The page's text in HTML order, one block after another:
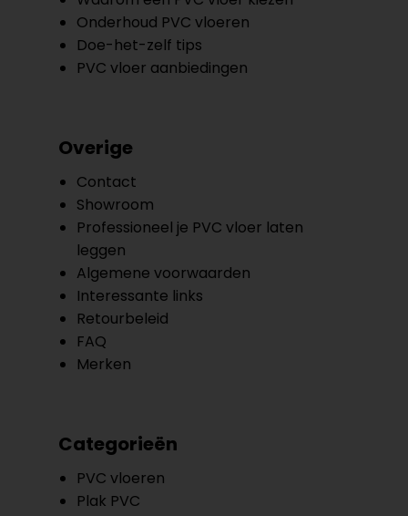
Onderhoud PVC vloeren
Doe-het-zelf tips
PVC vloer aanbiedingen
Overige
Contact
Showroom
Professioneel je PVC vloer laten
leggen
Algemene voorwaarden
Interessante links
Retourbeleid
FAQ
Merken
Categorieën
PVC vloeren
Plak PVC